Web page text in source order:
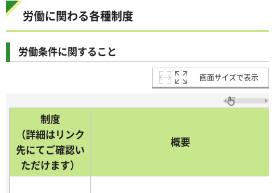
労働に関わる各種制度
労働条件に関すること
画面サイズで表示
制度
（詳細はリンク
先にてご確認い
ただけます）
概要